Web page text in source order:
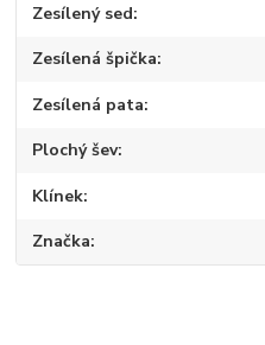
Zesílený sed
Zesílená špička
Zesílená pata
Plochý šev
Klínek
Značka